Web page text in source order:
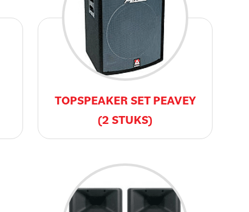
TOPSPEAKER SET PEAVEY
(2 STUKS)